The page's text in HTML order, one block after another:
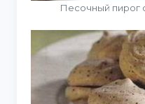
Песочный пирог